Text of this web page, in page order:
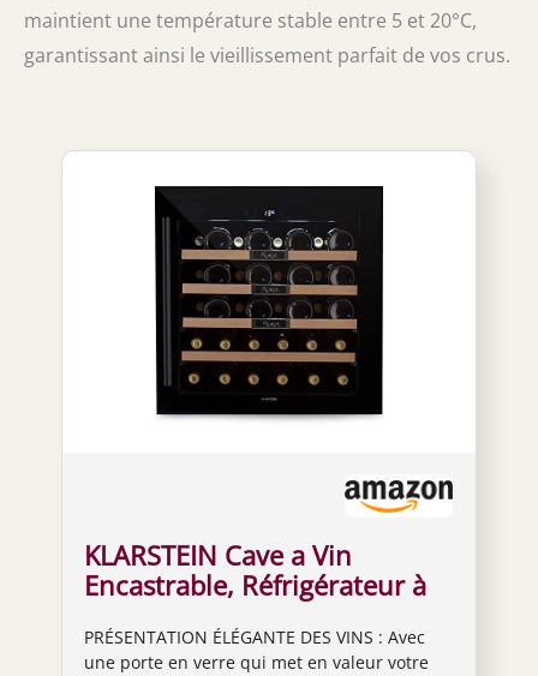
maintient une température stable entre 5 et 20°C,
garantissant ainsi le vieillissement parfait de vos crus.
KLARSTEIN Cave a Vin
Encastrable, Réfrigérateur à
Vieillissement, Zone Unique,
PRÉSENTATION ÉLÉGANTE DES VINS : Avec
une porte en verre qui met en valeur votre